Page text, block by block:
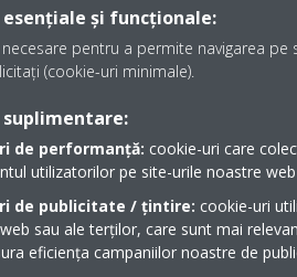
și funcționale:
pentru a permite navigarea
(cookie-uri minimale).
de performanță: cookie-uri care
utilizatorilor pe site-urile noastre
de publicitate / țintire: cookie-uri
sau ale terților, care sunt mai
eficiența campaniilor noastre de